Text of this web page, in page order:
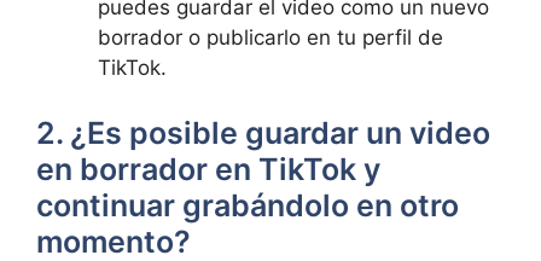
puedes guardar el video como un ​nuevo
borrador o publicarlo en tu perfil⁢ de
TikTok.
2. ¿Es posible guardar un video
en⁢ borrador en TikTok y
continuar grabándolo en otro‌
momento?